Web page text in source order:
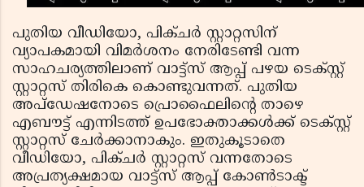
പുതിയ വീഡിയോ, പിക്ചര്‍ സ്റ്റാറ്റസിന്
വ്യാപകമായി വിമര്‍ശനം നേരിടേണ്ടി വന്ന
സാഹചര്യത്തിലാണ് വാട്ട്‌സ് ആപ്പ് പഴയ ടെക്സ്റ്റ്
സ്റ്റാറ്റസ് തിരികെ കൊണ്ടുവന്നത്. പുതിയ
അപ്‌ഡേഷനോടെ പ്രൊഫൈലിന്റെ താഴെ
എബൗട്ട് എന്നിടത്ത് ഉപഭോക്താക്കള്‍ക്ക് ടെക്‌സ്റ്റ്
സ്റ്റാറ്റസ് ചേര്‍ക്കാനാകും. ഇതുകൂടാതെ
വീഡിയോ, പിക്ചര്‍ സ്റ്റാറ്റസ് വന്നതോടെ
അപ്രത്യക്ഷമായ വാട്ട്‌സ് ആപ്പ് കോണ്‍ടാക്ട്